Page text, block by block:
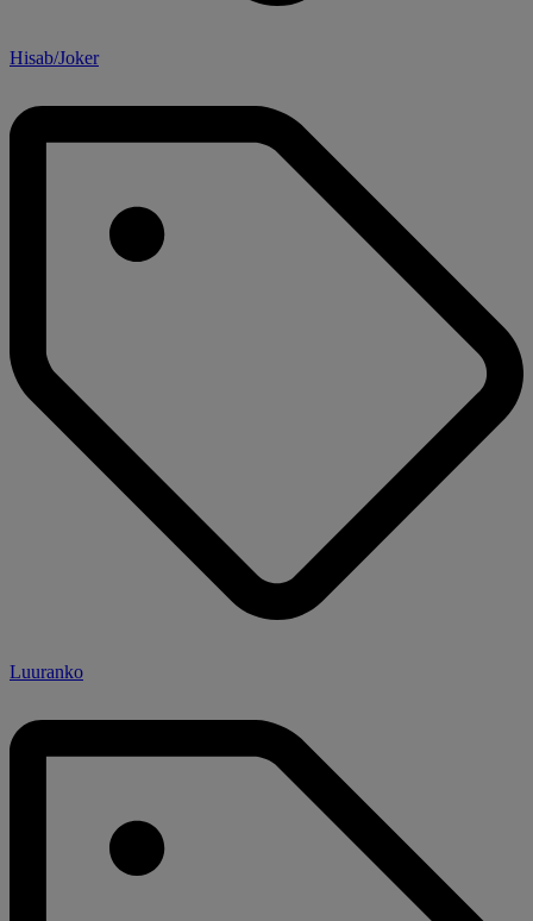
Hisab/Joker
Luuranko